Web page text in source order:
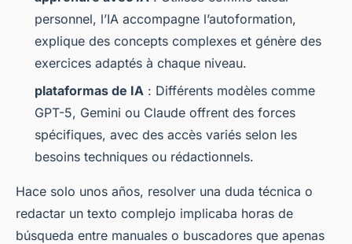
personnel, l’IA accompagne l’autoformation,
explique des concepts complexes et génère des
exercices adaptés à chaque niveau.
plataformas de IA : Différents modèles comme
GPT-5, Gemini ou Claude offrent des forces
spécifiques, avec des accès variés selon les
besoins techniques ou rédactionnels.
Hace solo unos años, resolver una duda técnica o
redactar un texto complejo implicaba horas de
búsqueda entre manuales o buscadores que apenas